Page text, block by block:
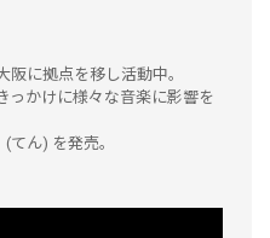
に拠点を移し活動中。
っかけに様々な音楽に影響を
てん) を発売。